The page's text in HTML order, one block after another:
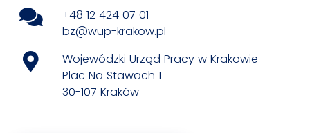
+48 12 424 07 01
bz@wup-krakow.pl
Wojewódzki Urząd Pracy w Krakowie
Plac Na Stawach 1
30-107 Kraków